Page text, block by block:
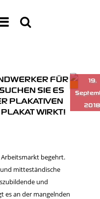
FÜR
SIE ES
PLAKATIVEN
WIRKT!
begehrt.
mitteständische
und
es an der mangelnden